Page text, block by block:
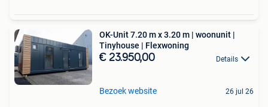
OK-Unit 7.20 m x 3.20 m | woonunit |
Tinyhouse | Flexwoning
€ 23.950,00 Details
Bezoek website 26 jul 26